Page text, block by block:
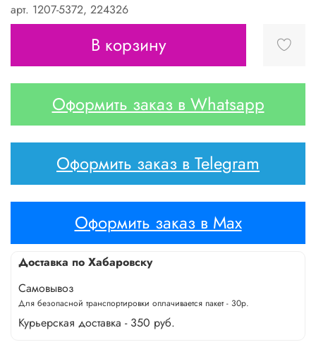
арт. 1207-5372, 224326
В корзину
Оформить заказ в Whatsapp
Оформить заказ в Telegram
Оформить заказ в Max
Доставка по Хабаровску
Самовывоз
Для безопасной транспортировки оплачивается пакет - 30р.
Курьерская доставка - 350 руб.